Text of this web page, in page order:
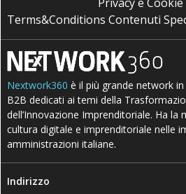
Privacy e Cookie
Terms&Conditions Contenuti
Nextwork360 è il più grande network
B2B dedicati ai temi della
dell’Innovazione Imprenditoriale. Ha la
cultura digitale e imprenditoriale nelle
amministrazioni italiane.
Indirizzo